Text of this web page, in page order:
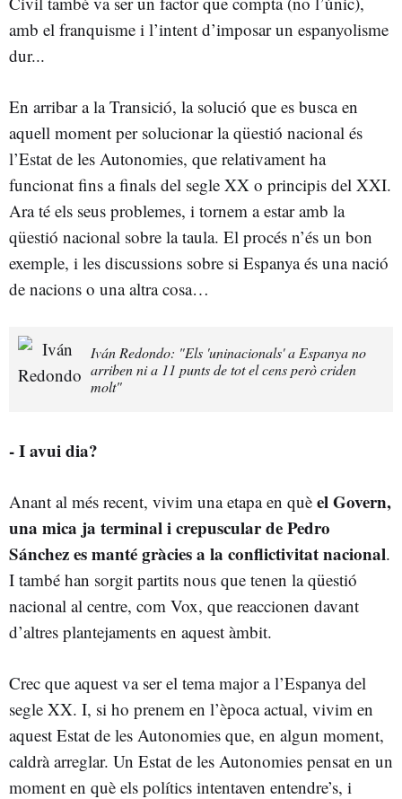
amb el franquisme i l’intent d’imposar un espanyolisme
dur...
En arribar a la Transició, la solució que es busca en
aquell moment per solucionar la qüestió nacional és
l’Estat de les Autonomies, que relativament ha
funcionat fins a finals del segle XX o principis del XXI.
Ara té els seus problemes, i tornem a estar amb la
qüestió nacional sobre la taula. El procés n’és un bon
exemple, i les discussions sobre si Espanya és una nació
de nacions o una altra cosa…
Iván Redondo: "Els 'uninacionals' a Espanya no
arriben ni a 11 punts de tot el cens però criden
molt"
- I avui dia?
Anant al més recent, vivim una etapa en què el Govern,
una mica ja terminal i crepuscular de Pedro
Sánchez es manté gràcies a la conflictivitat nacional.
I també han sorgit partits nous que tenen la qüestió
nacional al centre, com Vox, que reaccionen davant
d’altres plantejaments en aquest àmbit.
Crec que aquest va ser el tema major a l’Espanya del
segle XX. I, si ho prenem en l’època actual, vivim en
aquest Estat de les Autonomies que, en algun moment,
caldrà arreglar. Un Estat de les Autonomies pensat en un
moment en què els polítics intentaven entendre’s, i